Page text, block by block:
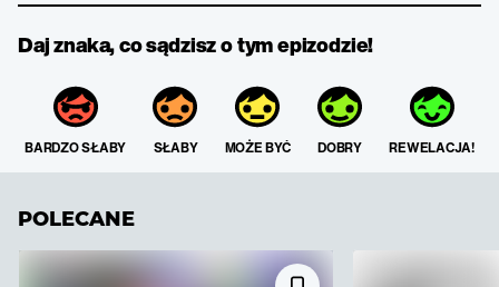
Daj znaka, co sądzisz o tym epizodzie!
BARDZO SŁABY SŁABY MOŻE BYĆ DOBRY REWELACJA!
POLECANE